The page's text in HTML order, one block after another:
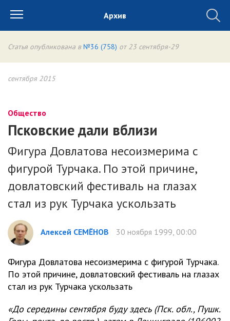
Архив
Статья опубликована в №36 (758) от 23 сентября-29
сентября 2015
Общество
Псковские дали вблизи
Фигура Довлатова несоизмерима с
фигурой Турчака. По этой причине,
довлатовский фестиваль на глазах
стал из рук Турчака ускользать
Алексей СЕМЁНОВ 30 ноября 1999, 00:00
Фигура Довлатова несоизмерима с фигурой Турчака.
По этой причине, довлатовский фестиваль на глазах
стал из рук Турчака ускользать
«До середины сентября буду здесь (Пск. обл., Пушк.